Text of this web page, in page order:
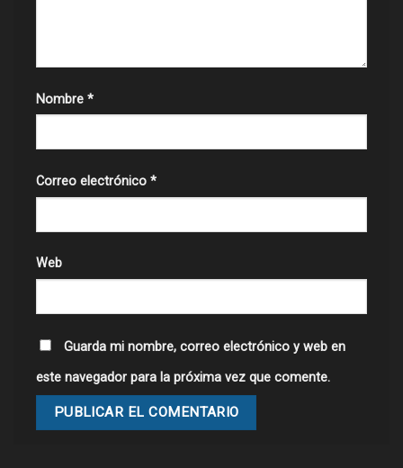
Nombre *
Correo electrónico *
Web
Guarda mi nombre, correo electrónico y web en
este navegador para la próxima vez que comente.